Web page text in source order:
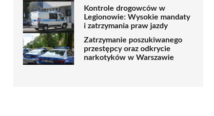
Kontrole drogowców w
Legionowie: Wysokie mandaty
i zatrzymania praw jazdy
Zatrzymanie poszukiwanego
przestępcy oraz odkrycie
narkotyków w Warszawie